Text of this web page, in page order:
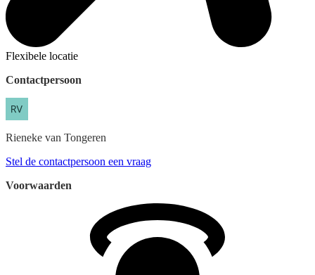
Flexibele locatie
Contactpersoon
Rieneke van Tongeren
Stel de contactpersoon een vraag
Voorwaarden